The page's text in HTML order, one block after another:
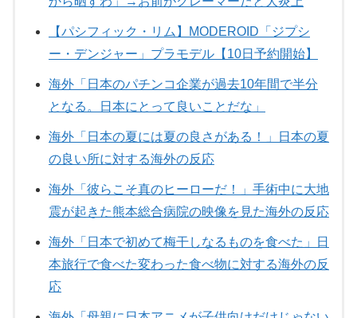
【パシフィック・リム】MODEROID「ジプシ
ー・デンジャー」プラモデル【10日予約開始】
海外「日本のパチンコ企業が過去10年間で半分
となる。日本にとって良いことだな」
海外「日本の夏には夏の良さがある！」日本の夏
の良い所に対する海外の反応
海外「彼らこそ真のヒーローだ！」手術中に大地
震が起きた熊本総合病院の映像を見た海外の反応
海外「日本で初めて梅干しなるものを食べた」日
本旅行で食べた変わった食べ物に対する海外の反
応